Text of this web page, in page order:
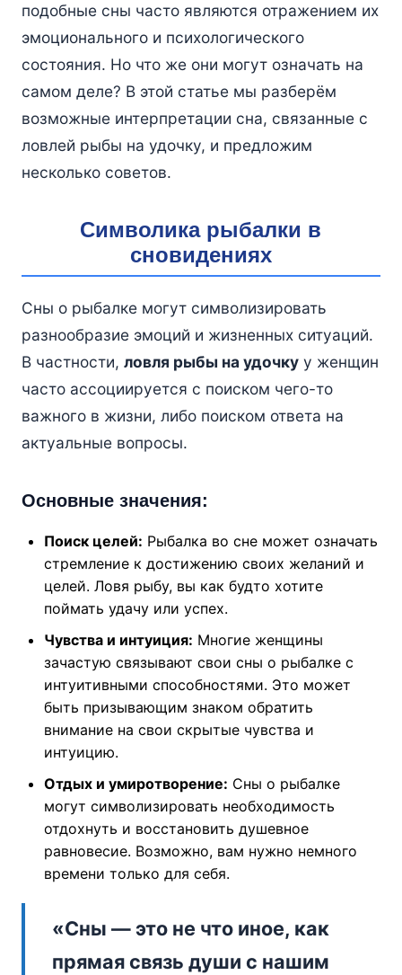
подобные сны часто являются отражением их
эмоционального и психологического
состояния. Но что же они могут означать на
самом деле? В этой статье мы разберём
возможные интерпретации сна, связанные с
ловлей рыбы на удочку, и предложим
несколько советов.
Символика рыбалки в
сновидениях
Сны о рыбалке могут символизировать
разнообразие эмоций и жизненных ситуаций.
В частности, ловля рыбы на удочкуу женщин
часто ассоциируется с поиском чего-то
важного в жизни, либо поиском ответа на
актуальные вопросы.
Основные значения:
Поиск целей: Рыбалка во сне может означать
стремление к достижению своих желаний и
целей. Ловя рыбу, вы как будто хотите
поймать удачу или успех.
Чувства и интуиция: Многие женщины
зачастую связывают свои сны о рыбалке с
интуитивными способностями. Это может
быть призывающим знаком обратить
внимание на свои скрытые чувства и
интуицию.
Отдых и умиротворение: Сны о рыбалке
могут символизировать необходимость
отдохнуть и восстановить душевное
равновесие. Возможно, вам нужно немного
времени только для себя.
«Сны — это не что иное, как
прямая связь души с нашим